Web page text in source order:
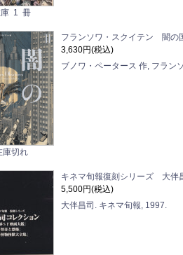
1 冊
庫切れ
フランソワ・スクイテン 闇の
3,630円(税込)
ブノワ・ペータース 作, フラン
キネマ旬報復刻シリーズ 大伴
5,500円(税込)
大伴昌司. キネマ旬報, 1997.